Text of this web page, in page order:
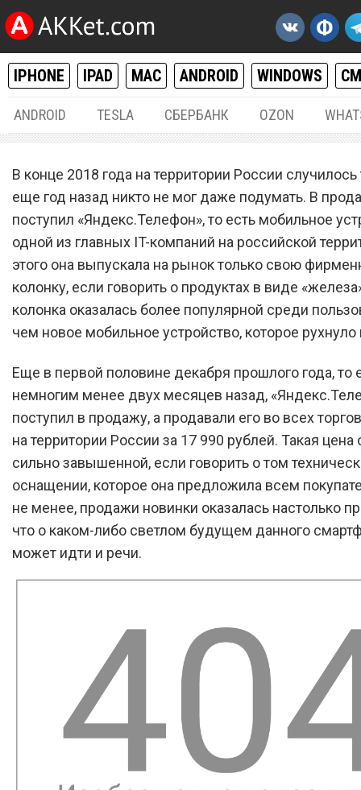
IPHONE IPAD MAC ANDROID WINDOWS
ANDROID TESLA СБЕРБАНК OZON
«Яндекс.Телефон» рухнул
на фоне провальных
В конце 2018 года на территории России случилось
еще год назад никто не мог даже подумать. В
поступил «Яндекс.Телефон», то есть мобильное
одной из главных IT-компаний на российской
этого она выпускала на рынок только свою
колонку, если говорить о продуктах в виде
колонка оказалась более популярной среди
чем новое мобильное устройство, которое рухнуло
Еще в первой половине декабря прошлого года, то
немногим менее двух месяцев назад,
поступил в продажу, а продавали его во всех
на территории России за 17 990 рублей. Такая цена
сильно завышенной, если говорить о том
оснащении, которое она предложила всем
не менее, продажи новинки оказалась настолько
что о каком-либо светлом будущем данного
может идти и речи.